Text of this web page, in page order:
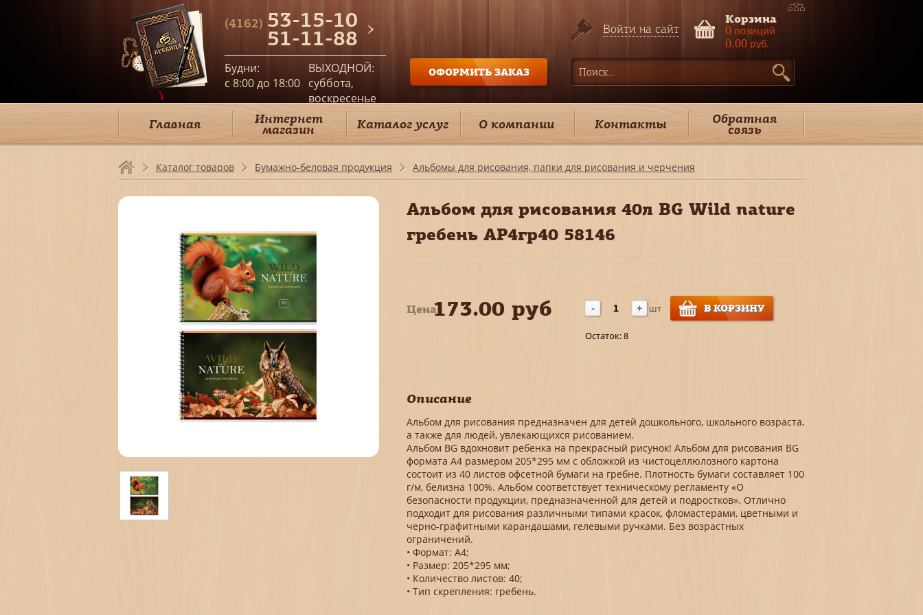
(4162) 53-15-10
51-11-88
Будни:
c 8:00 до 18:00
ВЫХОДНОЙ:
суббота,
воскресенье
ОФОРМИТЬ ЗАКАЗ
Войти на сайт
Корзина
0 позиций
0.00 руб.
Главная Интернет
магазин Каталог услуг О компании Контакты Обратная
связь
Каталог товаров Бумажно-беловая продукция Альбомы для рисования, папки для рисования и черчения
Альбом для рисования 40л BG Wild nature
гребень АР4гр40 58146
Цена:173.00 руб - + шт В КОРЗИНУ
Остаток:8
Описание
Альбом для рисования предназначен для детей дошкольного, школьного возраста,
а также для людей, увлекающихся рисованием.
Альбом ВG вдохновит ребенка на прекрасный рисунок! Альбом для рисования BG
формата А4 размером 205*295 мм с обложкой из чистоцеллюлозного картона
состоит из 40 листов офсетной бумаги на гребне. Плотность бумаги составляет 100
г/м, белизна 100%. Альбом соответствует техническому регламенту «О
безопасности продукции, предназначенной для детей и подростков». Отлично
подходит для рисования различными типами красок, фломастерами, цветными и
черно-графитными карандашами, гелевыми ручками. Без возрастных
ограничений.
• Формат: А4;
• Размер: 205*295 мм;
• Количество листов: 40;
• Тип скрепления: гребень.